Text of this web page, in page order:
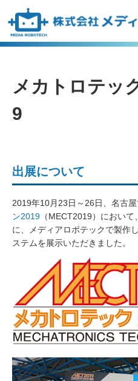
メカトロテッ
9
出展について
2019年10月23日～26日、名古
ン2019 （MECT2019）におい
に、メディアロボテックで製作
ステムを展示いただきました。